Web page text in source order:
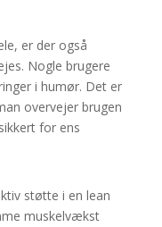
er der også
Nogle brugere
i humør. Det er
overvejer brugen
for ens
støtte i en lean
muskelvækst